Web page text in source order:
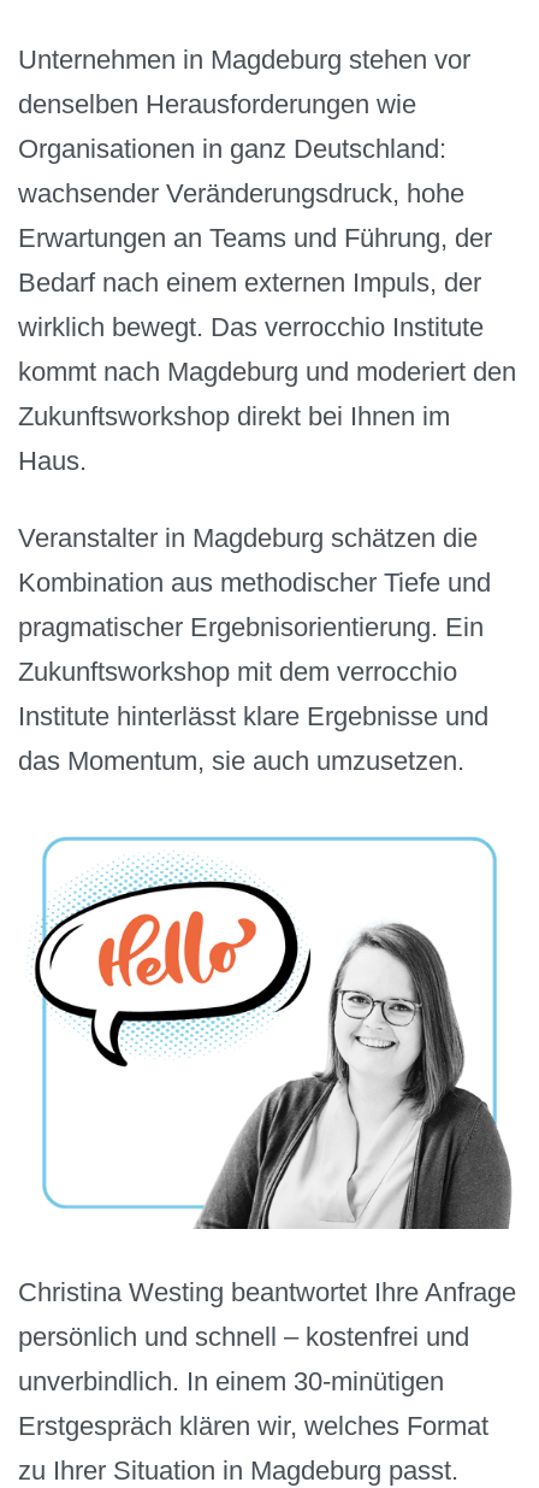
Unternehmen in Magdeburg stehen vor
denselben Herausforderungen wie
Organisationen in ganz Deutschland:
wachsender Veränderungsdruck, hohe
Erwartungen an Teams und Führung, der
Bedarf nach einem externen Impuls, der
wirklich bewegt. Das verrocchio Institute
kommt nach Magdeburg und moderiert den
Zukunftsworkshop direkt bei Ihnen im
Haus.
Veranstalter in Magdeburg schätzen die
Kombination aus methodischer Tiefe und
pragmatischer Ergebnisorientierung. Ein
Zukunftsworkshop mit dem verrocchio
Institute hinterlässt klare Ergebnisse und
das Momentum, sie auch umzusetzen.
Christina Westing beantwortet Ihre Anfrage
persönlich und schnell – kostenfrei und
unverbindlich. In einem 30-minütigen
Erstgespräch klären wir, welches Format
zu Ihrer Situation in Magdeburg passt.